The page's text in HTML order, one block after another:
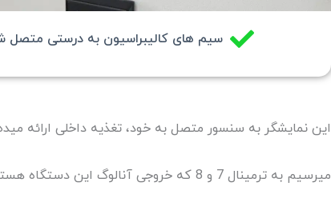
سیم های کالیبراسیون به درستی متصل
این نمایشگر به سنسور متصل به خود، تغذیه داخلی ارائه
میرسیم به ترمینال 7 و 8 که خروجی آنالوگ این دستگاه هستش: سیگنال آنالوگ 20-4 میلی آمپر